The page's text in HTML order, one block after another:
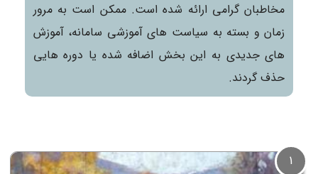
مخاطبان گرامی ارائه شده است. ممکن است به مرور
زمان و بسته به سیاست های آموزشی سامانه، آموزش
های جدیدی به این بخش اضافه شده یا دوره هایی
حذف گردند.
1